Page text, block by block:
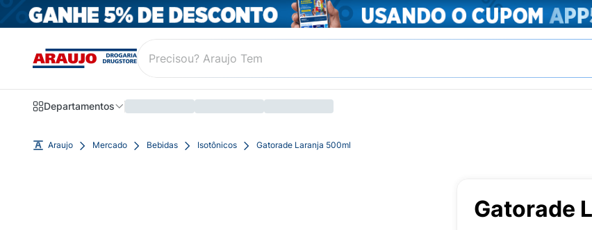
Departamentos
Araujo Mercado Bebidas Isotônicos Gatorade Laranja 500ml
Gatorade